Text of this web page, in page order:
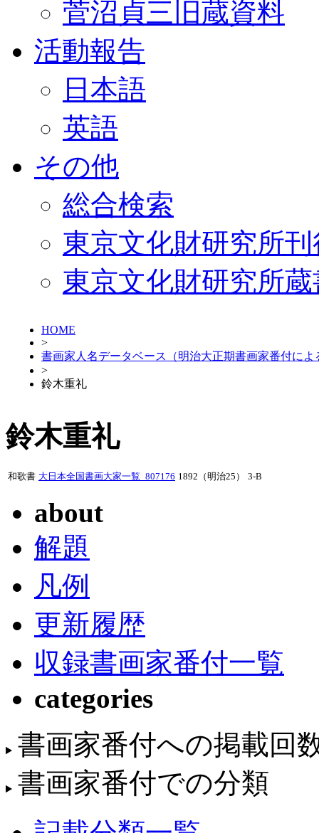
菅沼貞三旧蔵資料
活動報告
日本語
英語
その他
総合検索
東京文化財研究所
東京文化財研究所
HOME
>
書画家人名データベース（明治大正期書画家番付によ
>
鈴木重礼
鈴木重礼
和歌書 大日本全国書画大家一覧_807176 1892（明治25） 3-B
about
解題
凡例
更新履歴
収録書画家番付一覧
categories
書画家番付への掲載回
書画家番付での分類